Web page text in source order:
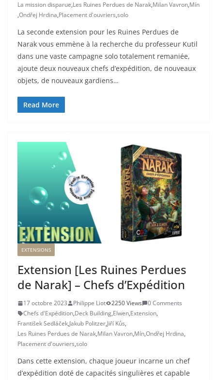
La mission disparue,Les Ruines Perdues de Narak,Milan Vavron,Mín
,Ondřej Hrdina,Placement d'ouvriers,solo
La seconde extension pour les Ruines Perdues de
Narak vous emmène à la recherche du professeur Kutil
dans une vaste campagne solo totalement remaniée,
ajoute deux nouveaux chefs d’expédition, de nouveaux
objets, de nouveaux gardiens…
Read More
EXTENSIONS
Extension [Les Ruines Perdues
de Narak] – Chefs d’Expédition
17 octobre 2023 Philippe Liot 2250 Views
0 Comments
Chefs d'Expédition,Deck Building,Elwen,Extension,
František Sedláček,Jakub Politzer,Jiří Kůs,
Les Ruines Perdues de Narak,Milan Vavron,Mín,Ondřej Hrdina,
Placement d'ouvriers,solo
Dans cette extension, chaque joueur incarne un chef
d’expédition doté de capacités singulières et capable